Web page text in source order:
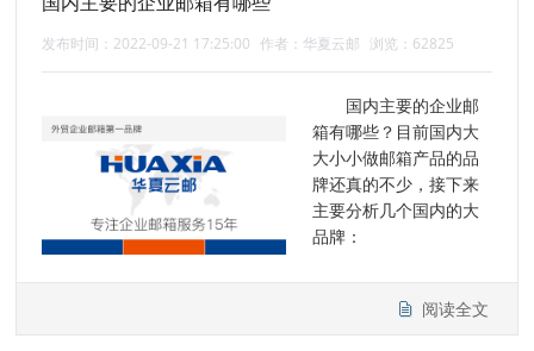
发布时间：2022-09-21 17:25:00 作者：华夏云邮 浏览：62825
国内主要的企业邮
箱有哪些？目前国内大
大小小做邮箱产品的品
牌还真的不少，接下来
主要分析几个国内的大
品牌：
阅读全文